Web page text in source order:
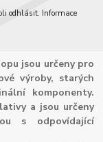
odhlásit. Informace
jsou určeny pro
výroby, starých
komponenty.
a jsou určeny
s odpovídající